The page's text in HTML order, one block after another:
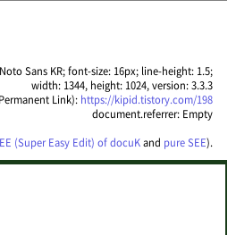
Sans KR; font-size: 16px; line-height: 1.5;
width: 1344, height: 1024, version: 3.3.3
Link): https://kipid.tistory.com/198
document.referrer: Empty
(Super Easy Edit) of docuKand pure SEE).